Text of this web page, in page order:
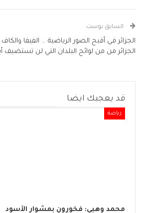
السابق بوست
الجزائر في أقبح الصور الرياضية … الفيفا
الجزائر من من لوائح البلدان التي لن تستضيف
قد يعجبك ايضا
رياضة
محمد وهبي: فخورون بمشوار الأسود